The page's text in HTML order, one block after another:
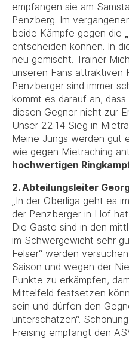
empfangen sie am
Penzberg. Im
beide Kämpfe gegen die
entscheiden können. In
neu gemischt. Trainer
unseren Fans attraktiven
Penzberger sind immer
kommt es darauf an,
diesen Gegner nicht zur
Unser 22:14 Sieg in
Meine Jungs werden gut
wie gegen Mietraching
hochwertigen
2. Abteilungsleiter
„In der Oberliga geht es
der Penzberger in Hof
Die Gäste sind in den
im Schwergewicht sehr
Felser“ werden
Saison und wegen der
Punkte zu erkämpfen,
Mittelfeld festsetzen
sein und dürfen den
unterschätzen“.
Freising empfängt den